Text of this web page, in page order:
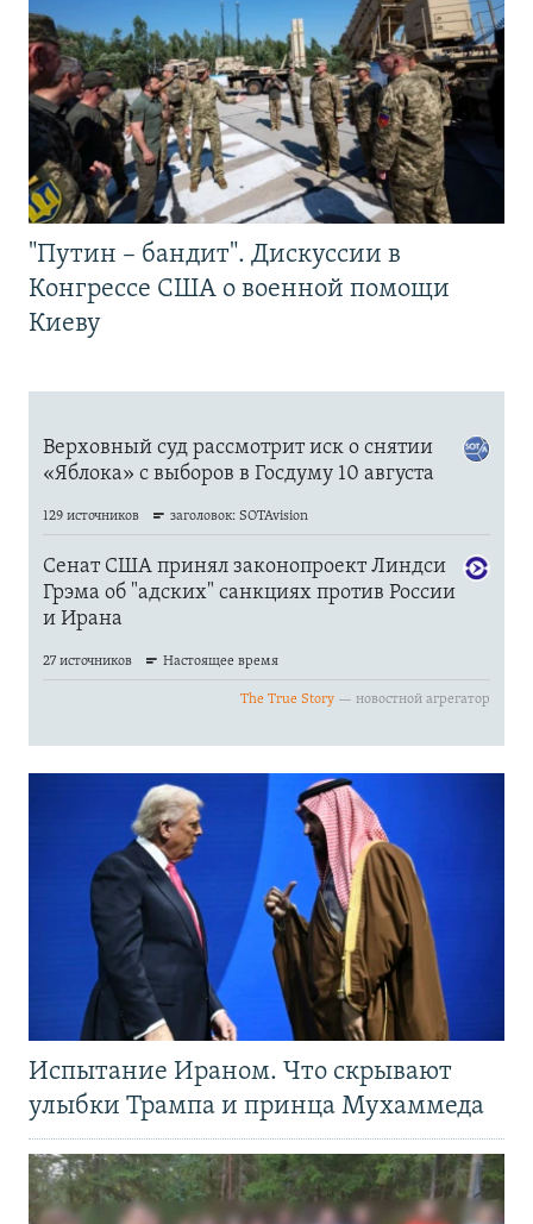
"Путин – бандит". Дискуссии в
Конгрессе США о военной помощи
Киеву
Испытание Ираном. Что скрывают
улыбки Трампа и принца Мухаммеда